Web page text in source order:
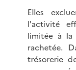
Elles
l'activité
limitée à
rachetée.
trésorerie